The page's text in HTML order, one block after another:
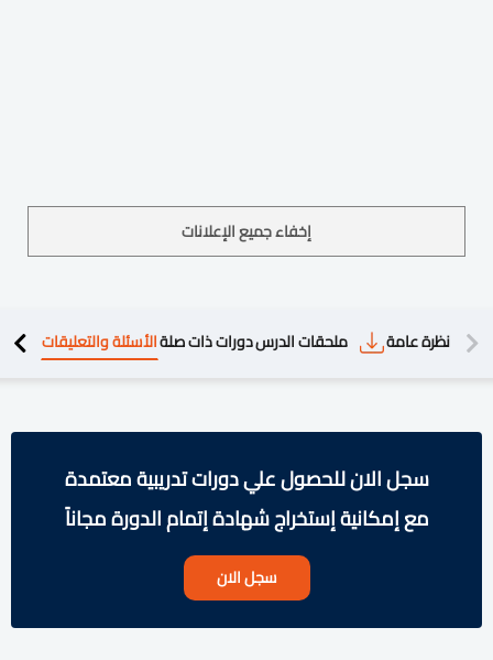
إخفاء جميع الإعلانات
نظرة عامة ملحقات الدرسدورات ذات صلةالأسئلة والتعليقات
سجل الان للحصول علي دورات تدريبية معتمدة
مع إمكانية إستخراج شهادة إتمام الدورة مجاناً
سجل الان